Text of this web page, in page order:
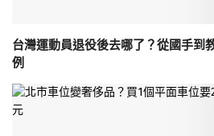
台灣運動員退役後去哪了？從國手到
例